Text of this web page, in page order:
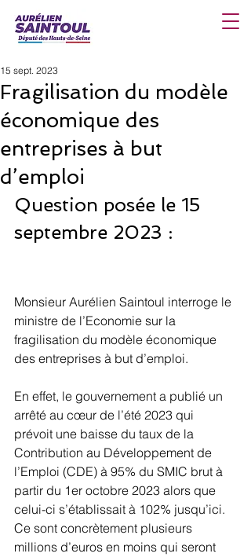
Fragilisation du modèle
économique des
entreprises à but
d’emploi
15 sept. 2023
Question posée le 15
septembre 2023 :
Monsieur Aurélien Saintoul interroge le
ministre de l’Economie sur la
fragilisation du modèle économique
des entreprises à but d’emploi.
En effet, le gouvernement a publié un
arrêté au cœur de l’été 2023 qui
prévoit une baisse du taux de la
Contribution au Développement de
l’Emploi (CDE) à 95% du SMIC brut à
partir du 1er octobre 2023 alors que
celui-ci s’établissait à 102% jusqu’ici.
Ce sont concrètement plusieurs
millions d’euros en moins qui seront